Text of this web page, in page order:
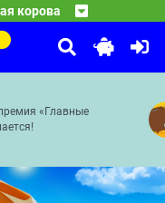
корова
Грабли — Робот —
малыши!» — уникальное
патруль
саламандр —
«Главные